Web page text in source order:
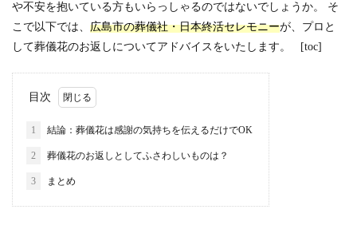
や不安を抱いている方もいらっしゃるのではないでしょうか。 そ
こで以下では、 広島市の葬儀社・日本終活セレモニーが、プロと
して葬儀花のお返しについてアドバイスをいたします。 [toc]
目次
1 結論：葬儀花は感謝の気持ちを伝えるだけでOK
2 葬儀花のお返しとしてふさわしいものは？
3 まとめ